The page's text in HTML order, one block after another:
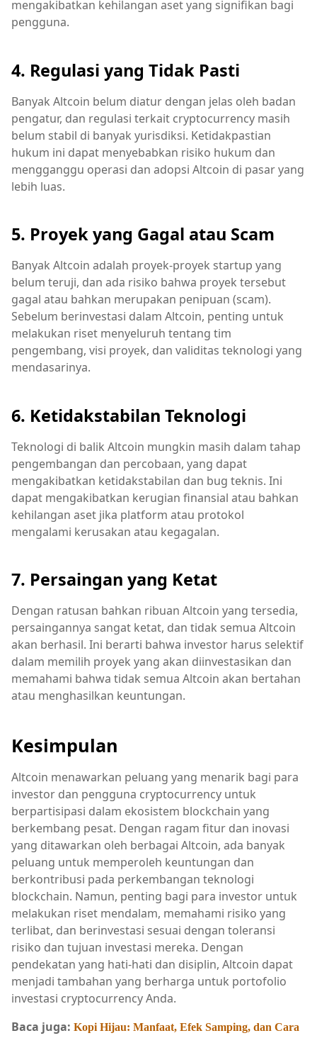
mengakibatkan kehilangan aset yang signifikan bagi
pengguna.
4. Regulasi yang Tidak Pasti
Banyak Altcoin belum diatur dengan jelas oleh badan
pengatur, dan regulasi terkait cryptocurrency masih
belum stabil di banyak yurisdiksi. Ketidakpastian
hukum ini dapat menyebabkan risiko hukum dan
mengganggu operasi dan adopsi Altcoin di pasar yang
lebih luas.
5. Proyek yang Gagal atau Scam
Banyak Altcoin adalah proyek-proyek startup yang
belum teruji, dan ada risiko bahwa proyek tersebut
gagal atau bahkan merupakan penipuan (scam).
Sebelum berinvestasi dalam Altcoin, penting untuk
melakukan riset menyeluruh tentang tim
pengembang, visi proyek, dan validitas teknologi yang
mendasarinya.
6. Ketidakstabilan Teknologi
Teknologi di balik Altcoin mungkin masih dalam tahap
pengembangan dan percobaan, yang dapat
mengakibatkan ketidakstabilan dan bug teknis. Ini
dapat mengakibatkan kerugian finansial atau bahkan
kehilangan aset jika platform atau protokol
mengalami kerusakan atau kegagalan.
7. Persaingan yang Ketat
Dengan ratusan bahkan ribuan Altcoin yang tersedia,
persaingannya sangat ketat, dan tidak semua Altcoin
akan berhasil. Ini berarti bahwa investor harus selektif
dalam memilih proyek yang akan diinvestasikan dan
memahami bahwa tidak semua Altcoin akan bertahan
atau menghasilkan keuntungan.
Kesimpulan
Altcoin menawarkan peluang yang menarik bagi para
investor dan pengguna cryptocurrency untuk
berpartisipasi dalam ekosistem blockchain yang
berkembang pesat. Dengan ragam fitur dan inovasi
yang ditawarkan oleh berbagai Altcoin, ada banyak
peluang untuk memperoleh keuntungan dan
berkontribusi pada perkembangan teknologi
blockchain. Namun, penting bagi para investor untuk
melakukan riset mendalam, memahami risiko yang
terlibat, dan berinvestasi sesuai dengan toleransi
risiko dan tujuan investasi mereka. Dengan
pendekatan yang hati-hati dan disiplin, Altcoin dapat
menjadi tambahan yang berharga untuk portofolio
investasi cryptocurrency Anda.
Baca juga: Kopi Hijau: Manfaat, Efek Samping, dan Cara